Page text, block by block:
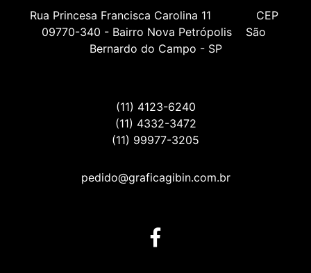
Rua Princesa Francisca Carolina 11             CEP
09770-340 - Bairro Nova Petrópolis    São
Bernardo do Campo - SP
(11) 4123-6240
(11) 4332-3472
(11) 99977-3205
pedido@graficagibin.com.br